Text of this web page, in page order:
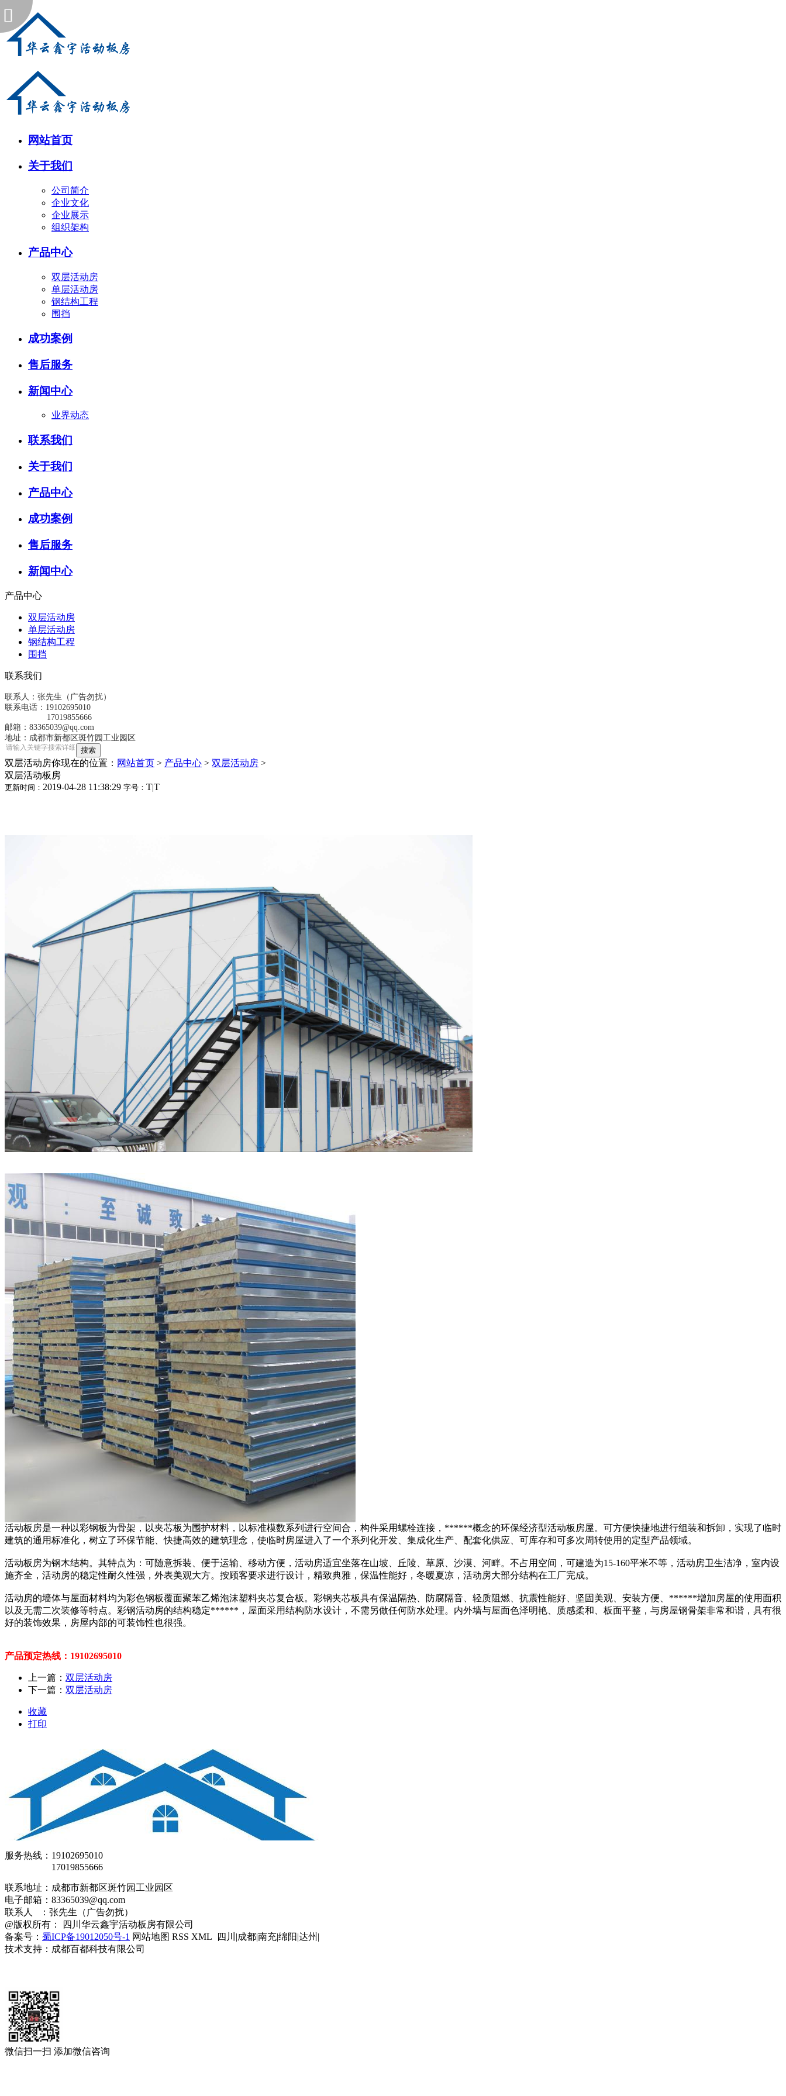
网站首页
关于我们
公司简介
企业文化
企业展示
组织架构
产品中心
双层活动房
单层活动房
钢结构工程
围挡
成功案例
售后服务
新闻中心
业界动态
联系我们
关于我们
产品中心
成功案例
售后服务
新闻中心
产品中心
双层活动房
单层活动房
钢结构工程
围挡
联系我们
联系人：张先生（广告勿扰）
联系电话：19102695010
17019855666
邮箱：83365039@qq.com
地址：成都市新都区斑竹园工业园区
双层活动房你现在的位置： 网站首页 > 产品中心 > 双层活动房 >
双层活动板房
更新时间： 2019-04-28 11:38:29 字号： T|T
活动板房是一种以彩钢板为骨架，以夹芯板为围护材料，以标准模数系列进行空间合，构件采用螺栓连接，******概念的环保经济型活动板房屋。可方便快捷地进行组装和拆卸，实现了临时
建筑的通用标准化，树立了环保节能、快捷高效的建筑理念，使临时房屋进入了一个系列化开发、集成化生产、配套化供应、可库存和可多次周转使用的定型产品领域。
活动板房为钢木结构。其特点为：可随意拆装、便于运输、移动方便，活动房适宜坐落在山坡、丘陵、草原、沙漠、河畔。不占用空间，可建造为15-160平米不等，活动房卫生洁净，室内设
施齐全，活动房的稳定性耐久性强，外表美观大方。按顾客要求进行设计，精致典雅，保温性能好，冬暖夏凉，活动房大部分结构在工厂完成。
活动房的墙体与屋面材料均为彩色钢板覆面聚苯乙烯泡沫塑料夹芯复合板。彩钢夹芯板具有保温隔热、防腐隔音、轻质阻燃、抗震性能好、坚固美观、安装方便、******增加房屋的使用面积
以及无需二次装修等特点。彩钢活动房的结构稳定******，屋面采用结构防水设计，不需另做任何防水处理。内外墙与屋面色泽明艳、质感柔和、板面平整，与房屋钢骨架非常和谐，具有很
好的装饰效果，房屋内部的可装饰性也很强。
产品预定热线：19102695010
上一篇： 双层活动房
下一篇： 双层活动房
收藏
打印
服务热线：19102695010
17019855666
联系地址：成都市新都区斑竹园工业园区
电子邮箱：83365039@qq.com
联系人 ：张先生（广告勿扰）
@版权所有： 四川华云鑫宇活动板房有限公司
备案号： 蜀ICP备19012050号-1 网站地图 RSS XML 四川|成都|南充|绵阳|达州|
技术支持：成都百都科技有限公司
微信扫一扫 添加微信咨询